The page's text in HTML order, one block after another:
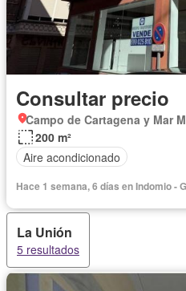
Consultar precio
Campo de Cartagena y Mar
200 m²
Aire acondicionado
Hace 1 semana, 6 días en Indomio -
La Unión
5 resultados